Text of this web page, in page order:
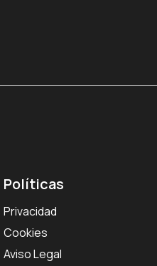
Políticas
Privacidad
Cookies
Aviso Legal